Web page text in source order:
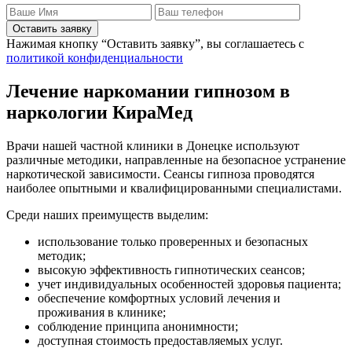
Оставить заявку
Нажимая кнопку “Оставить заявку”, вы соглашаетесь с
политикой конфиденциальности
Лечение наркомании гипнозом в
наркологии КираМед
Врачи нашей частной клиники в Донецке используют
различные методики, направленные на безопасное устранение
наркотической зависимости. Сеансы гипноза проводятся
наиболее опытными и квалифицированными специалистами.
Среди наших преимуществ выделим:
использование только проверенных и безопасных
методик;
высокую эффективность гипнотических сеансов;
учет индивидуальных особенностей здоровья пациента;
обеспечение комфортных условий лечения и
проживания в клинике;
соблюдение принципа анонимности;
доступная стоимость предоставляемых услуг.